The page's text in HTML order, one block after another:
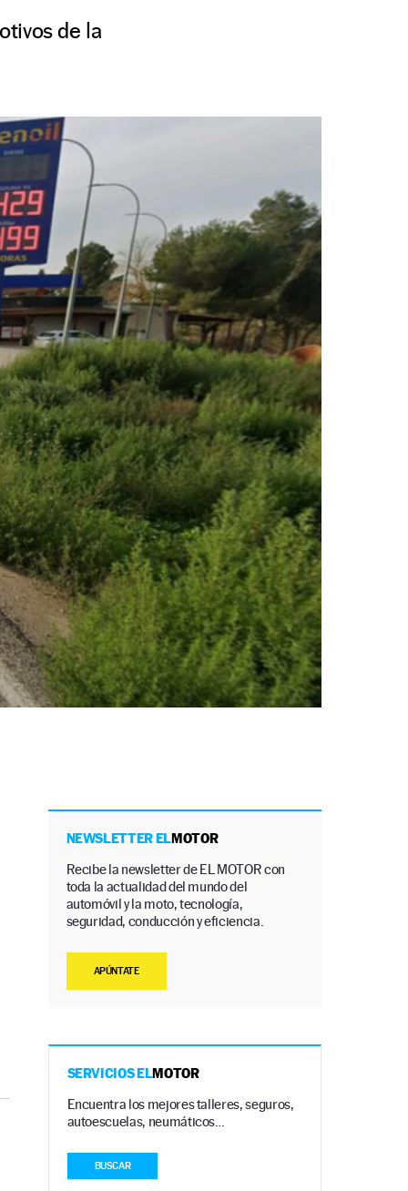
de la
NEWSLETTER ELMOTOR
Recibe la newsletter de EL MOTOR con
toda la actualidad del mundo del
automóvil y la moto, tecnología,
seguridad, conducción y eficiencia.
APÚNTATE
SERVICIOS ELMOTOR
Encuentra los mejores talleres, seguros,
autoescuelas, neumáticos…
BUSCAR